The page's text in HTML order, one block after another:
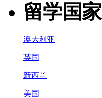
留学国家
澳大利亚
英国
新西兰
美国